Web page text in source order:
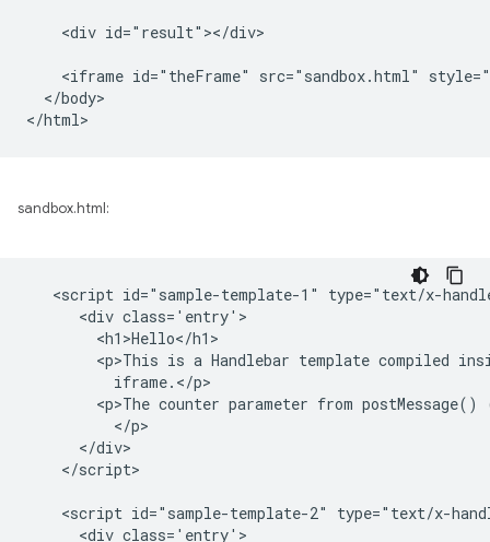
    <div id="result"></div>
<iframe id="theFrame" src="sandbox.html"
  </body>
sandbox.html:
<script id="sample-template-1" type="text/x-
      <div class='entry'>
        <h1>Hello</h1>
<p>This is a Handlebar template compiled
          iframe.</p>
<p>The counter parameter from postMessage()
          </p>
      </div>
    </script>
<script id="sample-template-2" type="text/x-
      <div class='entry'>